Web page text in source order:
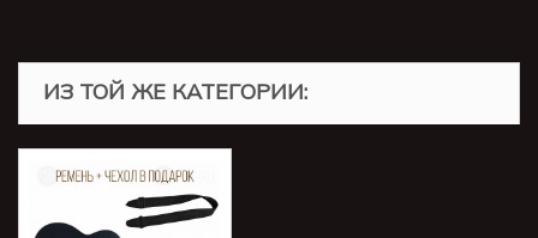
ИЗ ТОЙ ЖЕ КАТЕГОРИИ: